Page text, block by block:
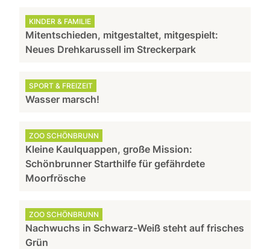
KINDER & FAMILIE
Mitentschieden, mitgestaltet, mitgespielt:
Neues Drehkarussell im Streckerpark
SPORT & FREIZEIT
Wasser marsch!
ZOO SCHÖNBRUNN
Kleine Kaulquappen, große Mission:
Schönbrunner Starthilfe für gefährdete
Moorfrösche
ZOO SCHÖNBRUNN
Nachwuchs in Schwarz-Weiß steht auf frisches
Grün